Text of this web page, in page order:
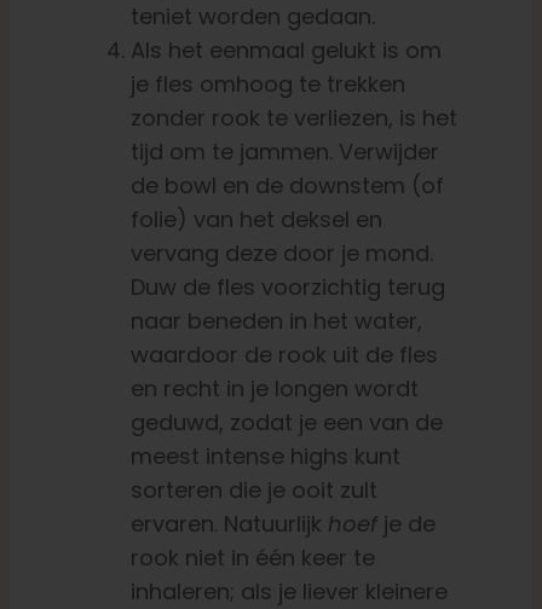
teniet worden gedaan.
Als het eenmaal gelukt is om
je fles omhoog te trekken
zonder rook te verliezen, is het
tijd om te jammen. Verwijder
de bowl en de downstem (of
folie) van het deksel en
vervang deze door je mond.
Duw de fles voorzichtig terug
naar beneden in het water,
waardoor de rook uit de fles
en recht in je longen wordt
geduwd, zodat je een van de
meest intense highs kunt
sorteren die je ooit zult
ervaren. Natuurlijk hoef je de
rook niet in één keer te
inhaleren; als je liever kleinere